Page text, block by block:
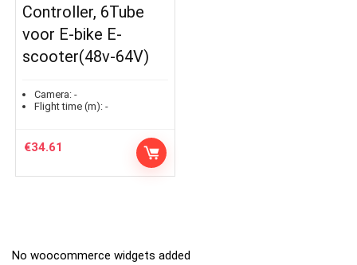
Controller, 6Tube
voor E-bike E-
scooter(48v-64V)
Camera: -
Flight time (m): -
€34.61
No woocommerce widgets added